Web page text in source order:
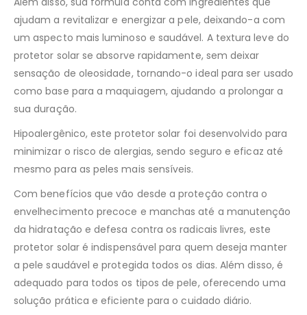
ajudam a revitalizar e energizar a pele, deixando-a com
um aspecto mais luminoso e saudável. A textura leve do
protetor solar se absorve rapidamente, sem deixar
sensação de oleosidade, tornando-o ideal para ser usado
como base para a maquiagem, ajudando a prolongar a
sua duração.
Hipoalergênico, este protetor solar foi desenvolvido para
minimizar o risco de alergias, sendo seguro e eficaz até
mesmo para as peles mais sensíveis.
Com benefícios que vão desde a proteção contra o
envelhecimento precoce e manchas até a manutenção
da hidratação e defesa contra os radicais livres, este
protetor solar é indispensável para quem deseja manter
a pele saudável e protegida todos os dias. Além disso, é
adequado para todos os tipos de pele, oferecendo uma
solução prática e eficiente para o cuidado diário.